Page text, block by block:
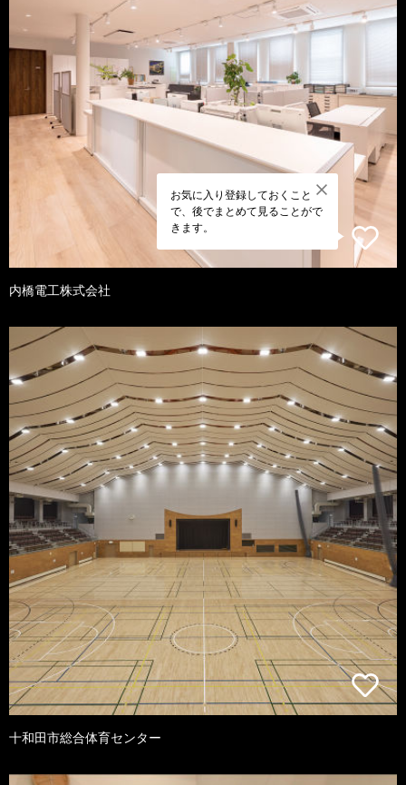
お気に入り登録しておくこと
で、後でまとめて見ることがで
きます。
内橋電工株式会社
十和田市総合体育センター